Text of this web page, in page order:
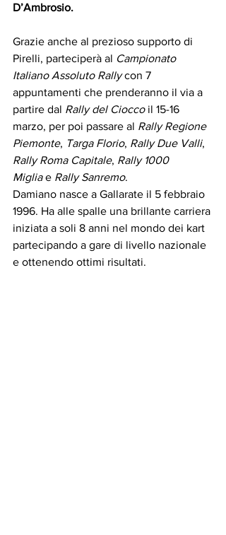
D’Ambrosio.
Grazie anche al prezioso supporto di
Pirelli, parteciperà al Campionato
Italiano Assoluto Rally con 7
appuntamenti che prenderanno il via a
partire dal Rally del Ciocco il 15-16
marzo, per poi passare al Rally Regione
Piemonte, Targa Florio, Rally Due Valli,
Rally Roma Capitale, Rally 1000
Miglia e Rally Sanremo.
Damiano nasce a Gallarate il 5 febbraio
1996. Ha alle spalle una brillante carriera
iniziata a soli 8 anni nel mondo dei kart
partecipando a gare di livello nazionale
e ottenendo ottimi risultati.